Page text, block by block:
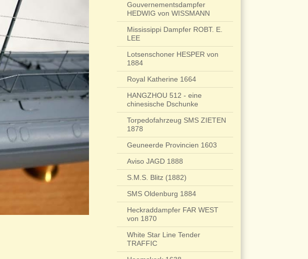
Gouvernementsdampfer
HEDWIG von WISSMANN
Mississippi Dampfer ROBT. E.
LEE
Lotsenschoner HESPER von
1884
Royal Katherine 1664
HANGZHOU 512 - eine
chinesische Dschunke
Torpedofahrzeug SMS ZIETEN
1878
Geuneerde Provincien 1603
Aviso JAGD 1888
S.M.S. Blitz (1882)
SMS Oldenburg 1884
Heckraddampfer FAR WEST
von 1870
White Star Line Tender
TRAFFIC